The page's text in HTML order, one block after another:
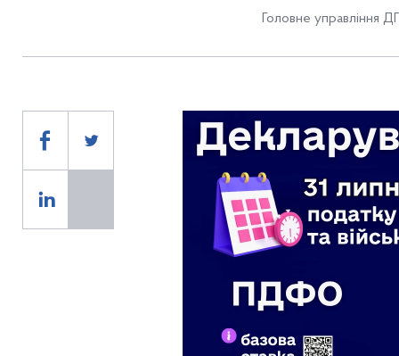
Головне управління